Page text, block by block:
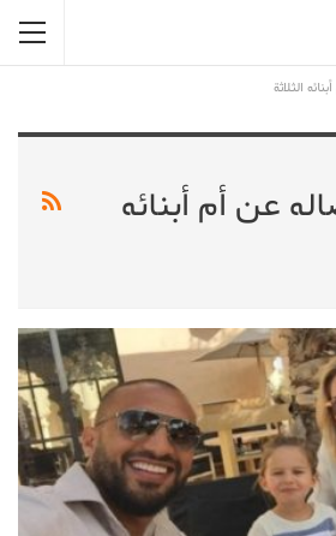
الثلاثة
عن أم أبنائه